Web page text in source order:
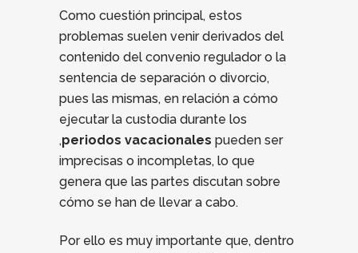
Como cuestión principal, estos
problemas suelen venir derivados del
contenido del convenio regulador o la
sentencia de separación o divorcio,
pues las mismas, en relación a cómo
ejecutar la custodia durante los
,periodos vacacionales pueden ser
imprecisas o incompletas, lo que
genera que las partes discutan sobre
cómo se han de llevar a cabo.
Por ello es muy importante que, dentro